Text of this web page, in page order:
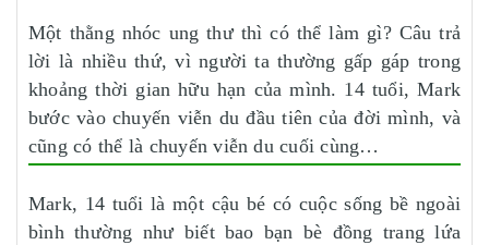
Một thằng nhóc ung thư thì có thể làm gì? Câu trả
lời là nhiều thứ, vì người ta thường gấp gáp trong
khoảng thời gian hữu hạn của mình. 14 tuổi, Mark
bước vào chuyến viễn du đầu tiên của đời mình, và
cũng có thể là chuyến viễn du cuối cùng…
Mark, 14 tuổi là một cậu bé có cuộc sống bề ngoài
bình thường như biết bao bạn bè đồng trang lứa